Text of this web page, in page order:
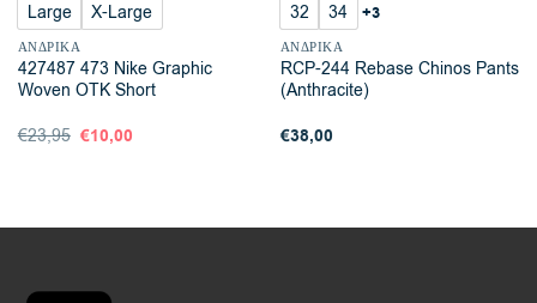
Large X-Large
ΑΝΔΡΙΚΆ
427487 473 Nike Graphic
Woven OTK Short
€23,95 Original
price
€10,00
32 34 +3
ΑΝΔΡΙΚΆ
RCP-244 Rebase Chinos Pants
(Anthracite)
€38,00